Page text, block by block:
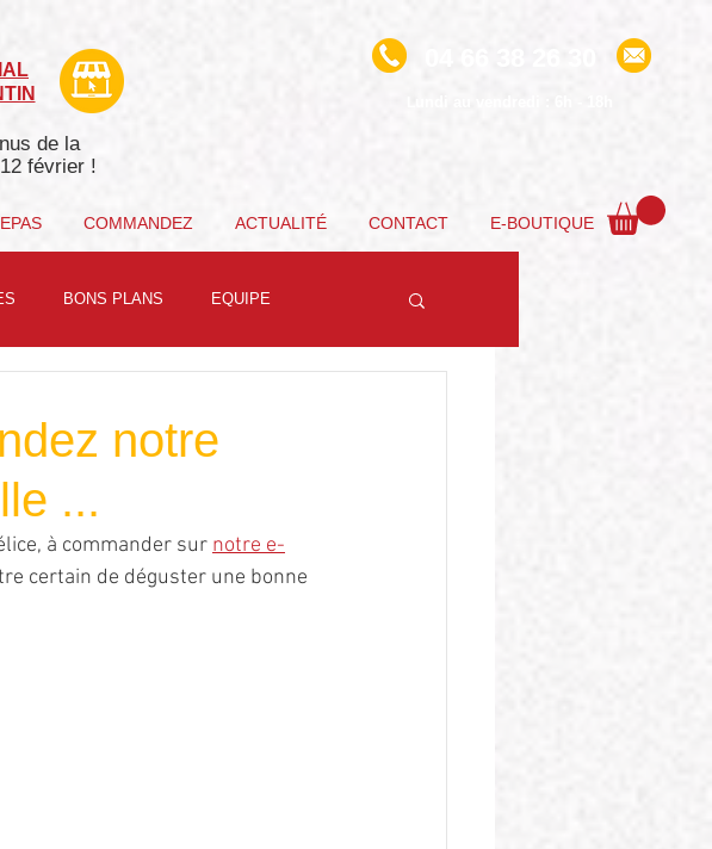
de la
février !
COMMANDEZ ACTUALITÉ CONTACT E-BOUTIQUE
BONS PLANS EQUIPE
notre
...
à commander sur notre e-
certain de déguster une bonne